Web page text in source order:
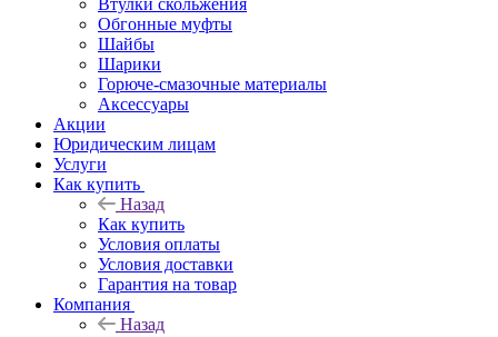
Обгонные муфты
Шайбы
Шарики
Горюче-смазочные материалы
Аксессуары
Акции
Юридическим лицам
Услуги
Как купить
Назад
Как купить
Условия оплаты
Условия доставки
Гарантия на товар
Компания
Назад